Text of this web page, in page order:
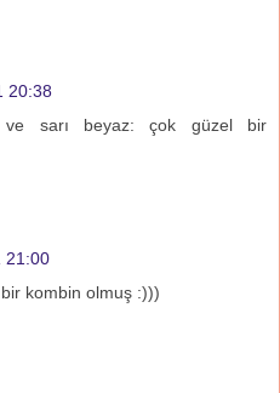
20:38
ve sarı beyaz: çok güzel bir
21:00
kombin olmuş :)))